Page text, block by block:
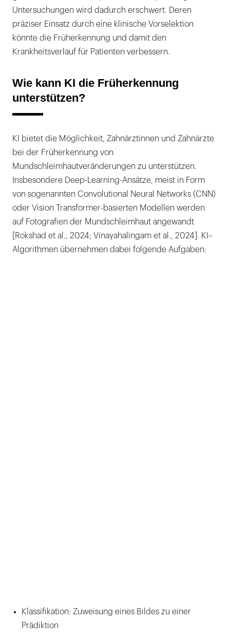
Untersuchungen wird dadurch erschwert. Deren
präziser Einsatz durch eine klinische Vorselektion
könnte die Früherkennung und damit den
Krankheitsverlauf für Patienten verbessern.
Wie kann KI die Früh­erkennung
unterstützen?
KI bietet die Möglichkeit, Zahnärztinnen und Zahnärzte
bei der Früherkennung von
Mundschleimhautveränderungen zu unterstützen.
Insbesondere Deep-Learning-Ansätze, meist in Form
von sogenannten Convolutional Neural Networks (CNN)
oder Vision Transformer-basierten Modellen werden
auf Fotografien der Mundschleimhaut angewandt
[Rokshad et al., 2024; Vinayahalingam et al., 2024]. KI–
Algorithmen übernehmen dabei folgende Aufgaben:
Klassifikation: Zuweisung eines Bildes zu einer
Prädiktion